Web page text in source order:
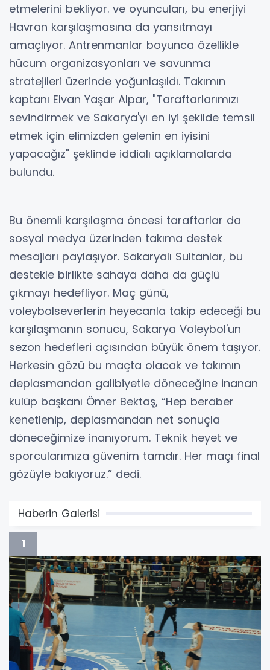
etmelerini bekliyor. ve oyuncuları, bu enerjiyi
Havran karşılaşmasına da yansıtmayı
amaçlıyor. Antrenmanlar boyunca özellikle
hücum organizasyonları ve savunma
stratejileri üzerinde yoğunlaşıldı. Takımın
kaptanı Elvan Yaşar Alpar, "Taraftarlarımızı
sevindirmek ve Sakarya'yı en iyi şekilde temsil
etmek için elimizden gelenin en iyisini
yapacağız" şeklinde iddialı açıklamalarda
bulundu.
Bu önemli karşılaşma öncesi taraftarlar da
sosyal medya üzerinden takıma destek
mesajları paylaşıyor. Sakaryalı Sultanlar, bu
destekle birlikte sahaya daha da güçlü
çıkmayı hedefliyor. Maç günü,
voleybolseverlerin heyecanla takip edeceği bu
karşılaşmanın sonucu, Sakarya Voleybol'un
sezon hedefleri açısından büyük önem taşıyor.
Herkesin gözü bu maçta olacak ve takımın
deplasmandan galibiyetle döneceğine inanan
kulüp başkanı Ömer Bektaş, “Hep beraber
kenetlenip, deplasmandan net sonuçla
döneceğimize inanıyorum. Teknik heyet ve
sporcularımıza güvenim tamdır. Her maçı final
gözüyle bakıyoruz.” dedi.
Haberin Galerisi
1